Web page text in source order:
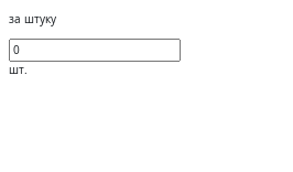
за штуку
шт.